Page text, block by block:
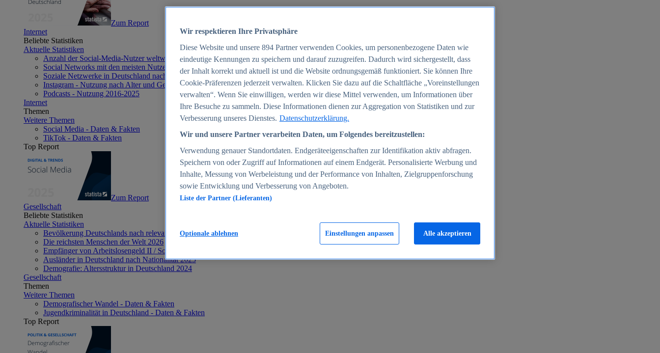
Zum Report
Internet
Beliebte Statistiken
Aktuelle Statistiken
Anzahl der Social-Media-Nutzer weltweit 2012-2025
Social Networks mit den meisten Nutzern weltweit 2025
Soziale Netzwerke in Deutschland nach Generationen 2025
Instagram - Nutzung nach Alter und Geschlecht in Deutschland 2025
Podcasts - Nutzung 2016-2025
Internet
Themen
Weitere Themen
Social Media - Daten & Fakten
TikTok - Daten & Fakten
Top Report
Zum Report
Gesellschaft
Beliebte Statistiken
Aktuelle Statistiken
Bevölkerung Deutschlands nach relevanten Altersgruppen 2024
Die reichsten Menschen der Welt 2026
Empfänger von Arbeitslosengeld II / Sozialgeld / Bürgergeld in Deutschland 2005-2025
Ausländer in Deutschland nach Nationalität 2025
Demografie: Altersstruktur in Deutschland 2024
Gesellschaft
Themen
Weitere Themen
Demografischer Wandel - Daten & Fakten
Jugendkriminalität in Deutschland - Daten & Fakten
Top Report
Wir respektieren Ihre Privatsphäre
Diese Website und unsere 894 Partner verwenden Cookies, um personenbezogene Daten wie
eindeutige Kennungen zu speichern und darauf zuzugreifen. Dadurch wird sichergestellt, dass
der Inhalt korrekt und aktuell ist und die Website ordnungsgemäß funktioniert. Sie können Ihre
Cookie-Präferenzen jederzeit verwalten. Klicken Sie dazu auf die Schaltfläche „Voreinstellungen
verwalten“. Wenn Sie einwilligen, werden wir diese Mittel verwenden, um Informationen über
Ihre Besuche zu sammeln. Diese Informationen dienen zur Aggregation von Statistiken und zur
Verbesserung unseres Dienstes. Datenschutzerklärung.
Wir und unsere Partner verarbeiten Daten, um Folgendes bereitzustellen:
Verwendung genauer Standortdaten. Endgeräteeigenschaften zur Identifikation aktiv abfragen.
Speichern von oder Zugriff auf Informationen auf einem Endgerät. Personalisierte Werbung und
Inhalte, Messung von Werbeleistung und der Performance von Inhalten, Zielgruppenforschung
sowie Entwicklung und Verbesserung von Angeboten.
Liste der Partner (Lieferanten)
Einstellungen anpassen
Optionale ablehnen Alle akzeptieren